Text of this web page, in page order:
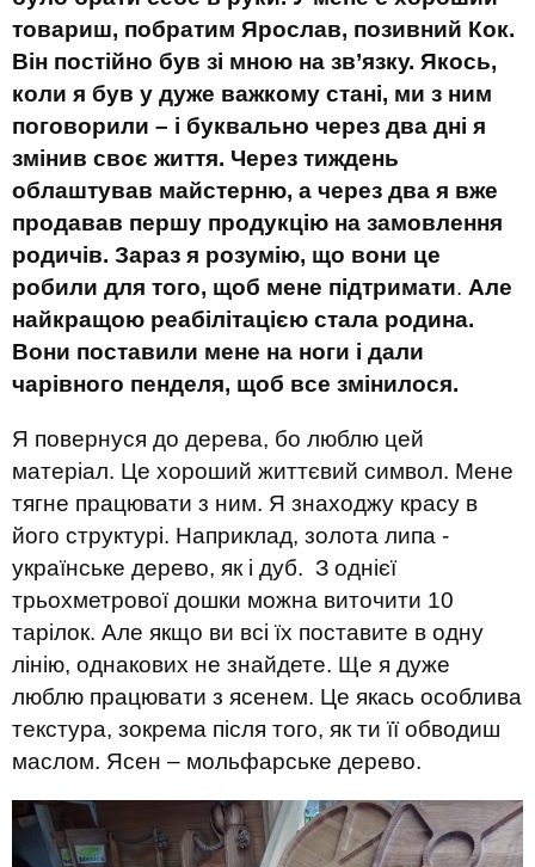
товариш, побратим Ярослав, позивний Кок.
Він постійно був зі мною на зв’язку. Якось,
коли я був у дуже важкому стані, ми з ним
поговорили – і буквально через два дні я
змінив своє життя. Через тиждень
облаштував майстерню, а через два я вже
продавав першу продукцію на замовлення
родичів. Зараз я розумію, що вони це
робили для того, щоб мене підтримати. Але
найкращою реабілітацією стала родина.
Вони поставили мене на ноги і дали
чарівного пенделя, щоб все змінилося.
Я повернуся до дерева, бо люблю цей
матеріал. Це хороший життєвий символ. Мене
тягне працювати з ним. Я знаходжу красу в
його структурі. Наприклад, золота липа -
українське дерево, як і дуб. З однієї
трьохметрової дошки можна виточити 10
тарілок. Але якщо ви всі їх поставите в одну
лінію, однакових не знайдете. Ще я дуже
люблю працювати з ясенем. Це якась особлива
текстура, зокрема після того, як ти її обводиш
маслом. Ясен – мольфарське дерево.